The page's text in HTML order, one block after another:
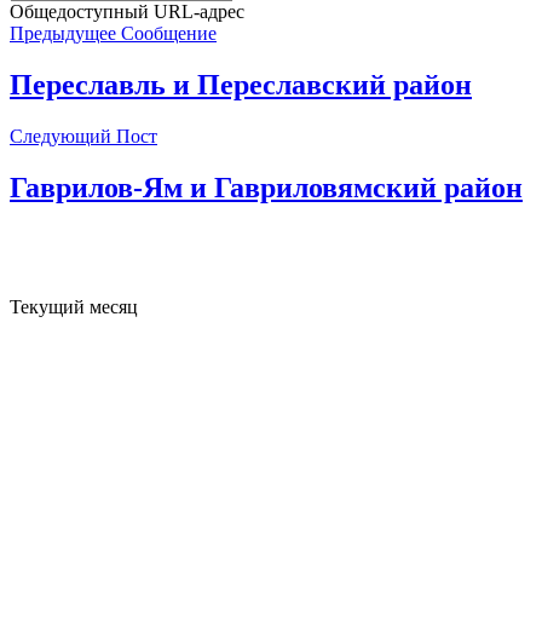
Общедоступный URL-адрес
Предыдущее Сообщение
Переславль и Переславский район
Следующий Пост
Гаврилов-Ям и Гавриловямский район
Текущий месяц